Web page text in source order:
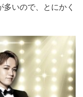
いので、とにかく